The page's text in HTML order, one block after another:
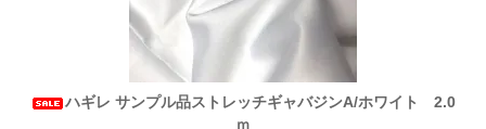
ハギレ サンプル品ストレッチギャバジンA/ホワイト 2.0
ｍ